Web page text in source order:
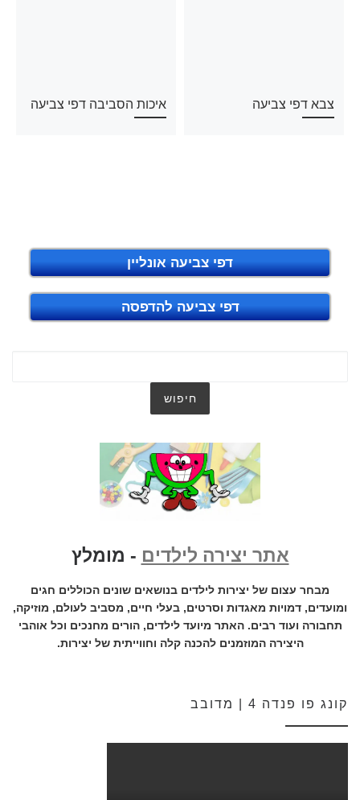
צבא דפי צביעה איכות הסביבה דפי צביעה
דפי צביעה אונליין
דפי צביעה להדפסה
אתר יצירה לילדים - מומלץ
מבחר עצום של יצירות לילדים בנושאים שונים הכוללים חגים
ומועדים, דמויות מאגדות וסרטים, בעלי חיים, מסביב לעולם, מוזיקה,
תחבורה ועוד רבים. האתר מיועד לילדים, הורים מחנכים וכל אוהבי
היצירה המוזמנים להכנה קלה וחווייתית של יצירות.
קונג פו פנדה 4 | מדובב